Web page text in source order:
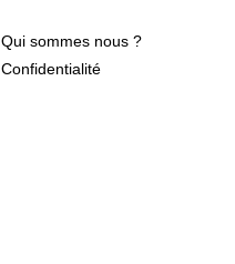
Qui sommes nous ?
Confidentialité